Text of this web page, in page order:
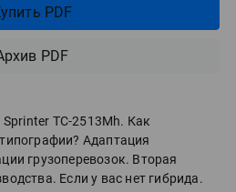
PDF
PDF
ТС-2513Mh. Как
Адаптация
грузоперевозок. Вторая
Если у вас нет гибрида.